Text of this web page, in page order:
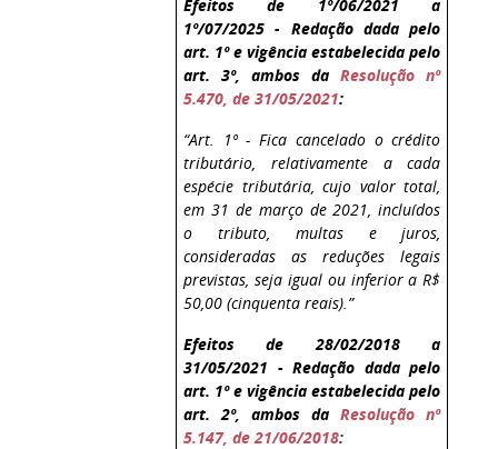
Efeitos de 1º/06/2021 a
1º/07/2025 - Redação dada pelo
art. 1º e vigência estabelecida pelo
art. 3º, ambos daResolução nº
5.470, de 31/05/2021:
“Art. 1º - Fica cancelado o crédito
tributário, relativamente a cada
espécie tributária, cujo valor total,
em 31 de março de 2021, incluídos
o tributo, multas e juros,
consideradas as reduções legais
previstas, seja igual ou inferior a R$
50,00 (cinquenta reais).”
Efeitos de 28/02/2018 a
31/05/2021 - Redação dada pelo
art. 1º e vigência estabelecida pelo
art. 2º, ambos daResolução nº
5.147, de 21/06/2018: